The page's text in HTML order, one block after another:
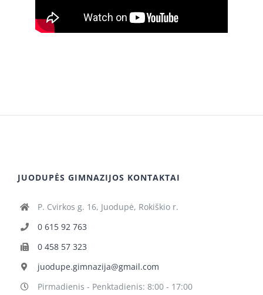
JUODUPĖS GIMNAZIJOS KONTAKTAI
P. Cvirkos g. 16, Juodupė, Rokiškio r.
0 615 92 763
0 458 57 323
juodupe.gimnazija@gmail.com
Pirmadienis - Penktadienis: 8:00 - 17:00